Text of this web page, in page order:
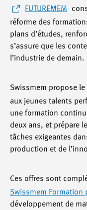
FUTUREMEM
réforme des
plans d’études,
s’assure que les
l’industrie de demain.
Swissmem propose le
aux jeunes talents
une formation
deux ans, et prépare
tâches exigeantes
production et de
Ces offres sont
Swissmem Formation
développement de